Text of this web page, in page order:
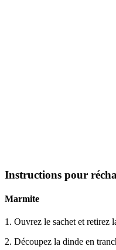
Instructions pour
Marmite
1. Ouvrez le sachet et retirez
2. Découpez la dinde en